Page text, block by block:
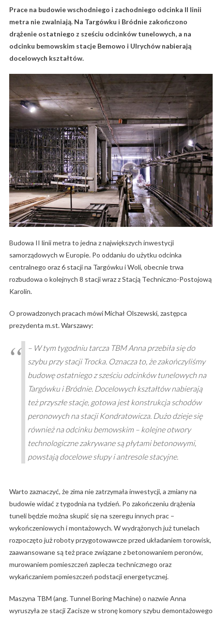
Prace na budowie wschodniego i zachodniego odcinka II linii
metra nie zwalniają. Na Targówku i Bródnie zakończono
drążenie ostatniego z sześciu odcinków tunelowych, a na
odcinku bemowskim stacje Bemowo i Ulrychów nabierają
docelowych kształtów.
Budowa II linii metra to jedna z największych inwestycji
samorządowych w Europie. Po oddaniu do użytku odcinka
centralnego oraz 6 stacji na Targówku i Woli, obecnie trwa
rozbudowa o kolejnych 8 stacji wraz z Stacją Techniczno-Postojową
Karolin.
O prowadzonych pracach mówi Michał Olszewski, zastępca
prezydenta m.st. Warszawy:
– W tym tygodniu tarcza TBM Anna przebiła się do
szybu przy stacji Trocka. Oznacza to, że zakończyliśmy
budowę ostatniego z sześciu odcinków tunelowych na
Targówku i Bródnie. Docelowych kształtów nabierają
też przyszłe stacje, gotowa jest konstrukcja schodów
peronowych na stacji Kondratowicza. Dużo dzieje się
również na odcinku bemowskim – kolejne otwory
technologiczne zakrywane są płytami betonowymi,
powstają docelowe słupy i antresole stacyjne.
Warto zaznaczyć, że zima nie zatrzymała inwestycji, a zmiany na
budowie widać z tygodnia na tydzień. Po zakończeniu drążenia
tuneli będzie można skupić się na szeregu innych prac –
wykończeniowych i montażowych. W wydrążonych już tunelach
rozpoczęto już roboty przygotowawcze przed układaniem torowisk,
zaawansowane są też prace związane z betonowaniem peronów,
murowaniem pomieszczeń zaplecza technicznego oraz
wykańczaniem pomieszczeń podstacji energetycznej.
Maszyna TBM (ang. Tunnel Boring Machine) o nazwie Anna
wyruszyła ze stacji Zacisze w stronę komory szybu demontażowego